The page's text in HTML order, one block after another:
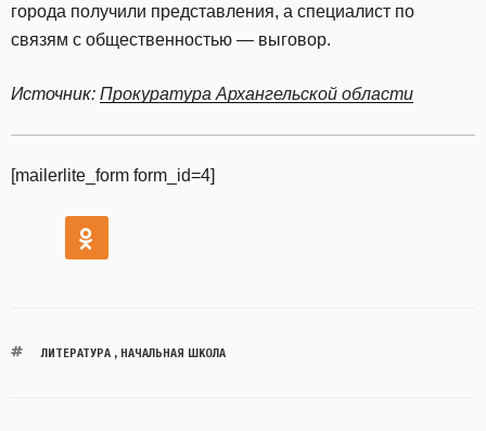
города получили представления, а специалист по
связям с общественностью — выговор.
Источник: Прокуратура Архангельской области
[mailerlite_form form_id=4]
ЛИТЕРАТУРА, НАЧАЛЬНАЯ ШКОЛА